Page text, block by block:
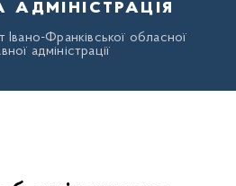
Франківської обласної
адміністрації